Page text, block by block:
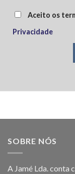
Aceito os
Privacidade
SOBRE NÓS
A Jamé Lda. conta